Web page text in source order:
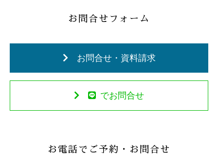
お問合せフォーム
お問合せ・資料請求
でお問合せ
お電話でご予約・お問合せ